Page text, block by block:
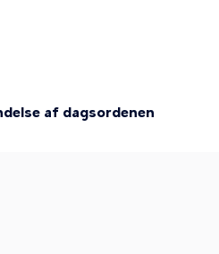
af dagsordenen